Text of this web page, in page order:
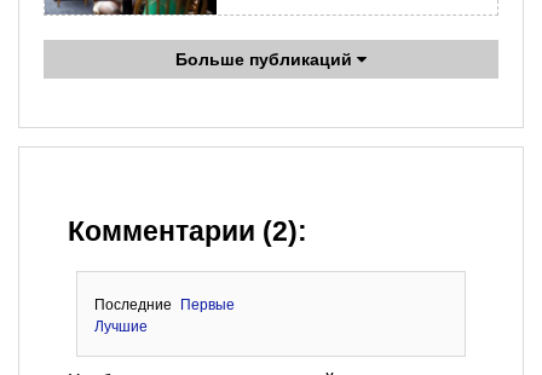
Больше публикаций
Комментарии (2):
Последние
Первые
Лучшие